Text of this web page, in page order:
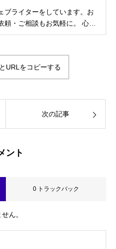
ブライターをしています。お
頼・ご相談もお気軽に。 心理
ー資格取得に伴い、相談募集
タル士心理カウンセラー・ア
ンセラー 漢検2級・図書館司
HSP気質・INFJ-T-O-C（外殻
URLをコピーする
次の記事
ント
0 トラックバック
ん。